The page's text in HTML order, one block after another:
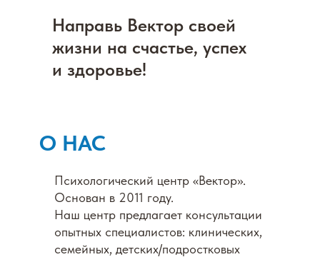
Направь Вектор своей
жизни на счастье, успех
и здоровье!
Психологический центр «Вектор».
Основан в 2011 году.
Наш центр предлагает консультации
опытных специалистов: клинических,
семейных, детских/подростковых
О НАС